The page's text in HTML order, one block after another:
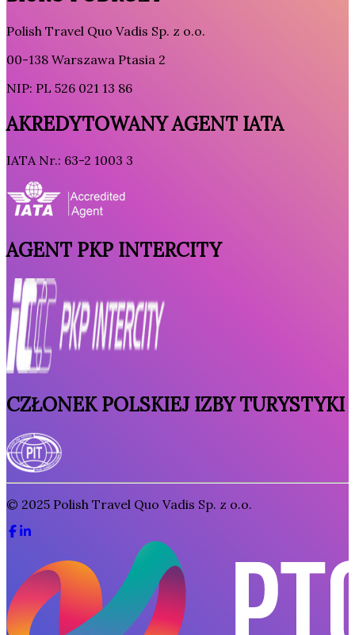
Polish Travel Quo Vadis Sp. z o.o.
00-138 Warszawa Ptasia 2
NIP: PL 526 021 13 86
AKREDYTOWANY AGENT IATA
IATA Nr.: 63-2 1003 3
AGENT PKP INTERCITY
CZŁONEK POLSKIEJ IZBY TURYSTYKI
© 2025 Polish Travel Quo Vadis Sp. z o.o.